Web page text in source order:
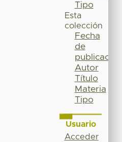
Tipo
Esta
colección
Fecha
de
publicación
Autor
Título
Materia
Tipo
Usuario
Acceder